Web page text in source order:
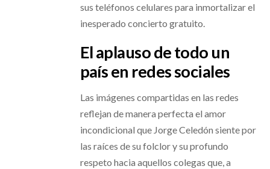
sus teléfonos celulares para inmortalizar el
inesperado concierto gratuito.
El aplauso de todo un
país en redes sociales
Las imágenes compartidas en las redes
reflejan de manera perfecta el amor
incondicional que Jorge Celedón siente por
las raíces de su folclor y su profundo
respeto hacia aquellos colegas que, a